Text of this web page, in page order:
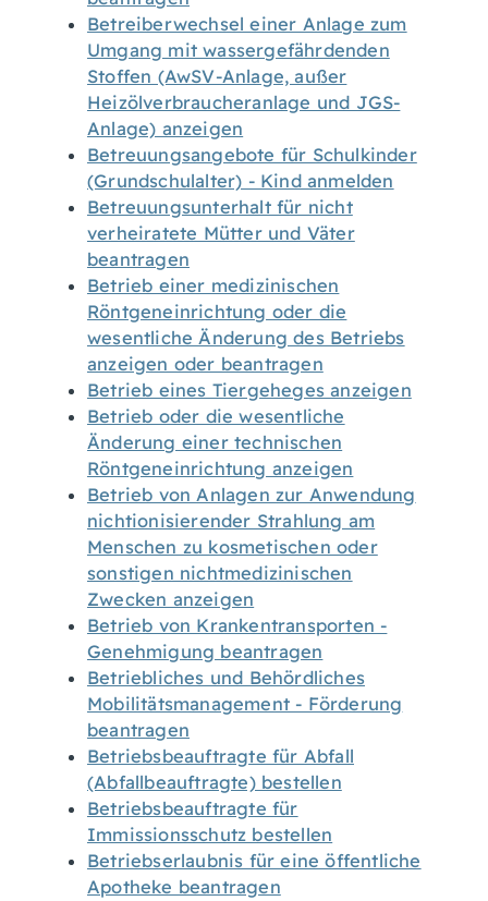
Betreiberwechsel einer Anlage zum
Umgang mit wassergefährdenden
Stoffen (AwSV-Anlage, außer
Heizölverbraucheranlage und JGS-
Anlage) anzeigen
Betreuungsangebote für Schulkinder
(Grundschulalter) - Kind anmelden
Betreuungsunterhalt für nicht
verheiratete Mütter und Väter
beantragen
Betrieb einer medizinischen
Röntgeneinrichtung oder die
wesentliche Änderung des Betriebs
anzeigen oder beantragen
Betrieb eines Tiergeheges anzeigen
Betrieb oder die wesentliche
Änderung einer technischen
Röntgeneinrichtung anzeigen
Betrieb von Anlagen zur Anwendung
nichtionisierender Strahlung am
Menschen zu kosmetischen oder
sonstigen nichtmedizinischen
Zwecken anzeigen
Betrieb von Krankentransporten -
Genehmigung beantragen
Betriebliches und Behördliches
Mobilitätsmanagement - Förderung
beantragen
Betriebsbeauftragte für Abfall
(Abfallbeauftragte) bestellen
Betriebsbeauftragte für
Immissionsschutz bestellen
Betriebserlaubnis für eine öffentliche
Apotheke beantragen